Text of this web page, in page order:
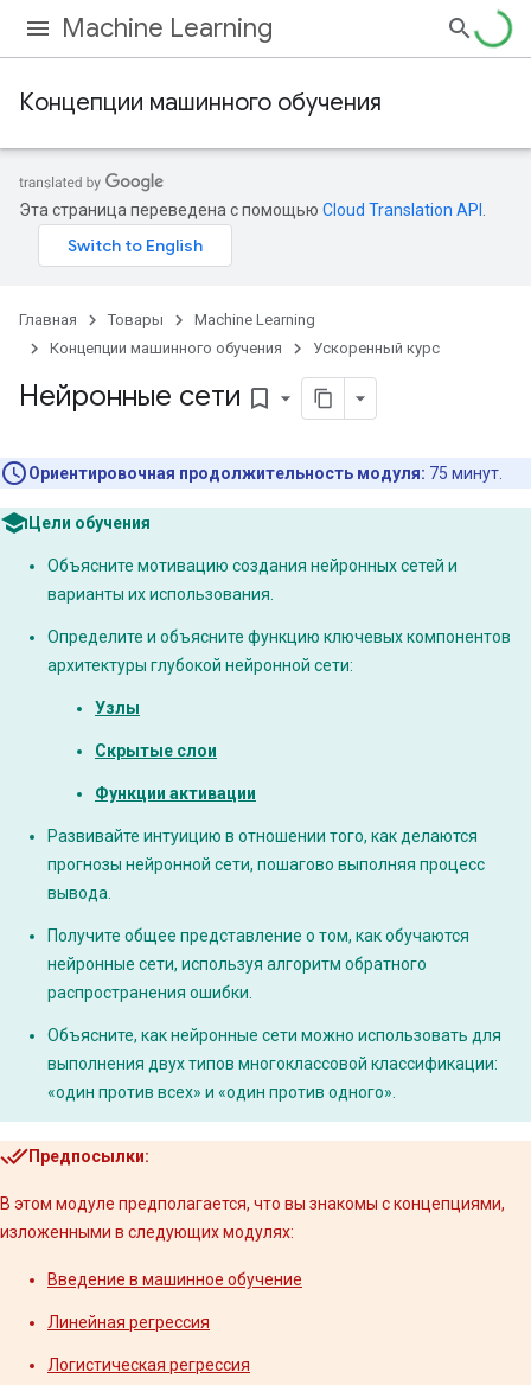
Machine Learning
Концепции машинного обучения
Эта страница переведена с помощью Cloud Translation API
Главная Товары
Machine Learning
Концепции машинного обучения
Ускоренный курс
Нейронные сети bookmark_border
Ориентировочная продолжительность модуля: 75 минут.
Цели обучения
Объясните мотивацию создания нейронных сетей и
варианты их использования.
Определите и объясните функцию ключевых компонентов
архитектуры глубокой нейронной сети:
Узлы
Скрытые слои
Функции активации
Развивайте интуицию в отношении того, как делаются
прогнозы нейронной сети, пошагово выполняя процесс
вывода.
Получите общее представление о том, как обучаются
нейронные сети, используя алгоритм обратного
распространения ошибки.
Объясните, как нейронные сети можно использовать для
выполнения двух типов многоклассовой классификации:
«один против всех» и «один против одного».
Предпосылки:
В этом модуле предполагается, что вы знакомы с концепциями,
изложенными в следующих модулях:
Введение в машинное обучение
Линейная регрессия
Логистическая регрессия